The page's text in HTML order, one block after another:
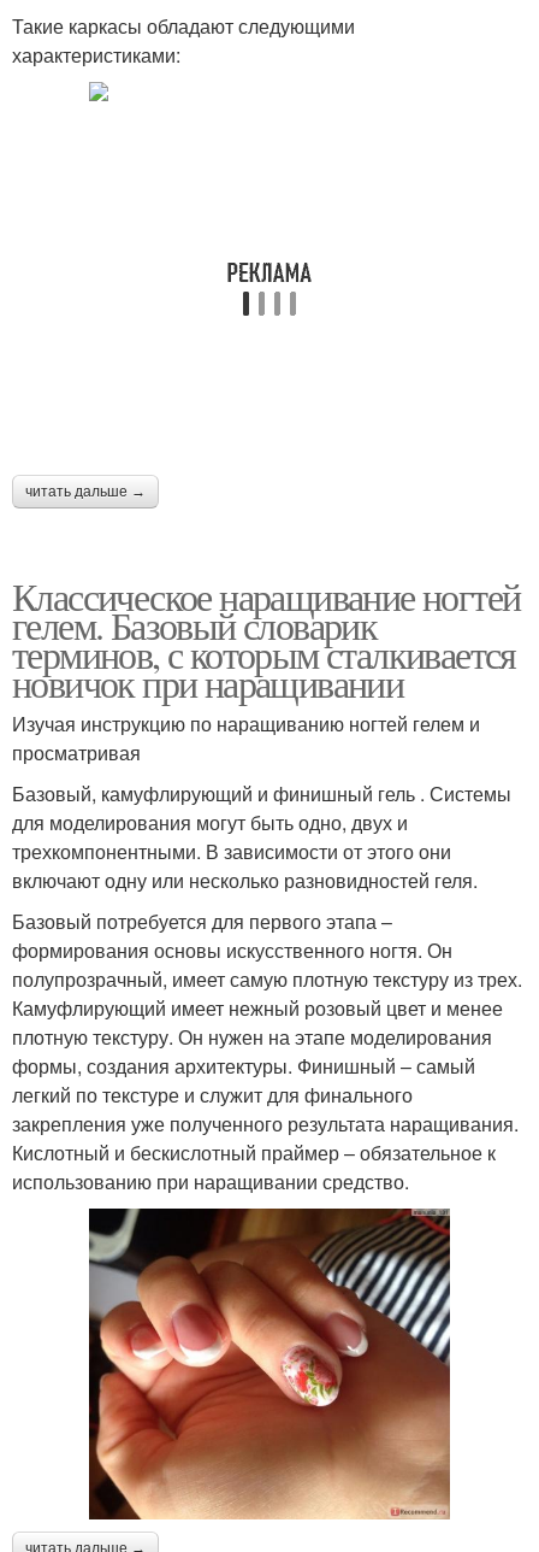
Такие каркасы обладают следующими
характеристиками:
читать дальше →
Классическое наращивание ногтей
гелем. Базовый словарик
терминов, с которым сталкивается
новичок при наращивании
Изучая инструкцию по наращиванию ногтей гелем и
просматривая
Базовый, камуфлирующий и финишный гель . Системы
для моделирования могут быть одно, двух и
трехкомпонентными. В зависимости от этого они
включают одну или несколько разновидностей геля.
Базовый потребуется для первого этапа –
формирования основы искусственного ногтя. Он
полупрозрачный, имеет самую плотную текстуру из трех.
Камуфлирующий имеет нежный розовый цвет и менее
плотную текстуру. Он нужен на этапе моделирования
формы, создания архитектуры. Финишный – самый
легкий по текстуре и служит для финального
закрепления уже полученного результата наращивания.
Кислотный и бескислотный праймер – обязательное к
использованию при наращивании средство.
читать дальше →